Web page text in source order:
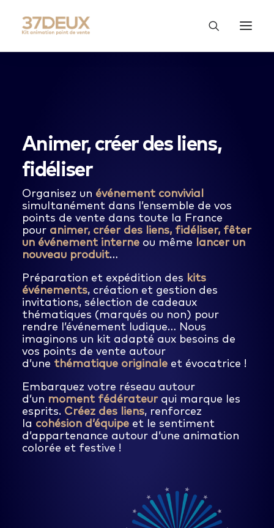
Animer, créer des liens,
fidéliser
Organisez un événement convivial
simultanément dans l’ensemble de vos
points de vente dans toute la France
pour animer, créer des liens, fidéliser, fêter
un événement interne ou même lancer un
nouveau produit…
Préparation et expédition des kits
événements, création et gestion des
invitations, sélection de cadeaux
thématiques (marqués ou non) pour
rendre l’événement ludique… Nous
imaginons un kit adapté aux besoins de
vos points de vente autour
d’une thématique originale et évocatrice !
Embarquez votre réseau autour
d’un moment fédérateurqui marque les
esprits. Créez des liens, renforcez
la cohésion d’équipe et le sentiment
d’appartenance autour d’une animation
colorée et festive !